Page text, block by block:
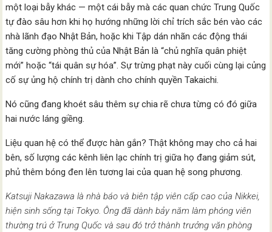
một loại bẫy khác — một cái bẫy mà các quan chức Trung Quốc
tự đào sâu hơn khi họ hướng những lời chỉ trích sắc bén vào các
nhà lãnh đạo Nhật Bản, hoặc khi Tập dán nhãn các động thái
tăng cường phòng thủ của Nhật Bản là “chủ nghĩa quân phiệt
mới” hoặc “tái quân sự hóa”. Sự trừng phạt này cuối cùng lại củng
cố sự ủng hộ chính trị dành cho chính quyền Takaichi.
Nó cũng đang khoét sâu thêm sự chia rẽ chưa từng có đó giữa
hai nước láng giềng.
Liệu quan hệ có thể được hàn gắn? Thật không may cho cả hai
bên, số lượng các kênh liên lạc chính trị giữa họ đang giảm sút,
phủ thêm bóng đen lên tương lai của quan hệ song phương.
Katsuji Nakazawa là nhà báo và biên tập viên cấp cao của Nikkei,
hiện sinh sống tại Tokyo. Ông đã dành bảy năm làm phóng viên
thường trú ở Trung Quốc và sau đó trở thành trưởng văn phòng